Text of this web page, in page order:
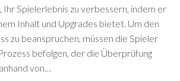
Ihr Spielerlebnis zu verbessern, indem er
Inhalt und Upgrades bietet. Um den
zu beanspruchen, müssen die Spieler
befolgen, der die Überprüfung
von…